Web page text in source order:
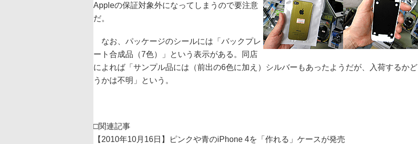
Appleの保証対象外になってしまうので要注意
だ。
なお、パッケージのシールには「バックプレ
ート合成品（7色）」という表示がある。同店
によれば「サンプル品には（前出の6色に加え）シルバーもあったようだが、入荷するかど
うかは不明」という。
□関連記事
【2010年10月16日】ピンクや青のiPhone 4を「作れる」ケースが発売